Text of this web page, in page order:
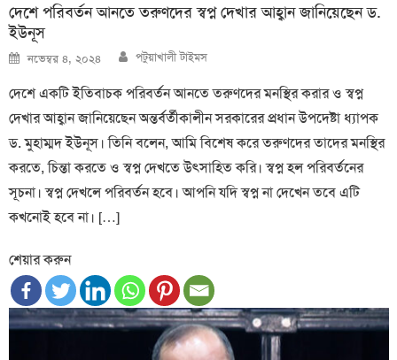
দেশে পরিবর্তন আনতে তরুণদের স্বপ্ন দেখার আহ্বান জানিয়েছেন ড.
ইউনূস
Posted
on
নভেম্বর ৪, ২০২৪ Author
পটুয়াখালী টাইমস
দেশে একটি ইতিবাচক পরিবর্তন আনতে তরুণদের মনস্থির করার ও স্বপ্ন
দেখার আহ্বান জানিয়েছেন অন্তর্বর্তীকালীন সরকারের প্রধান উপদেষ্টা ধ্যাপক
ড. মুহাম্মদ ইউনূস। তিনি বলেন, আমি বিশেষ করে তরুণদের তাদের মনস্থির
করতে, চিন্তা করতে ও স্বপ্ন দেখতে উৎসাহিত করি। স্বপ্ন হল পরিবর্তনের
সূচনা। স্বপ্ন দেখলে পরিবর্তন হবে। আপনি যদি স্বপ্ন না দেখেন তবে এটি
কখনোই হবে না। […]
শেয়ার করুন